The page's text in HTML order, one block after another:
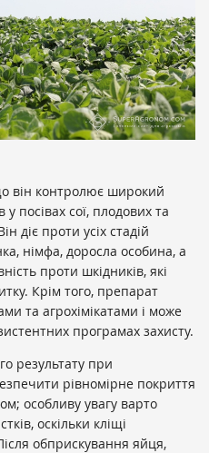
він контролює широкий
посівах сої, плодових та
діє проти усіх стадій
німфа, доросла особина, а
проти шкідників, які
Крім того, препарат
та агрохімікатами і може
програмах захисту.
результату при
рівномірне покриття
особливу увагу варто
оскільки кліщі
обприскування яйця,